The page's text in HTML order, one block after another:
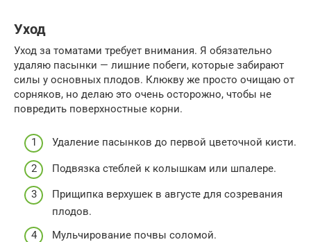
Уход
Уход за томатами требует внимания. Я обязательно
удаляю пасынки — лишние побеги, которые забирают
силы у основных плодов. Клюкву же просто очищаю от
сорняков, но делаю это очень осторожно, чтобы не
повредить поверхностные корни.
Удаление пасынков до первой цветочной кисти.
Подвязка стеблей к колышкам или шпалере.
Прищипка верхушек в августе для созревания
плодов.
Мульчирование почвы соломой.